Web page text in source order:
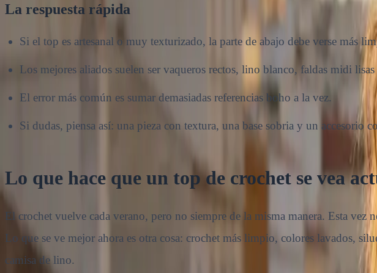
La respuesta rápida
Si el top es artesanal o muy texturizado, la parte de abajo debe verse más
Los mejores aliados suelen ser vaqueros rectos, lino blanco, faldas midi
El error más común es sumar demasiadas referencias boho a la vez.
Si dudas, piensa así: una pieza con textura, una base sobria y un accesorio
Lo que hace que un top de crochet se vea
El crochet vuelve cada verano, pero no siempre de la misma manera. Esta
Lo que se ve mejor ahora es otra cosa: crochet más limpio, colores lavados,
camisa de lino.